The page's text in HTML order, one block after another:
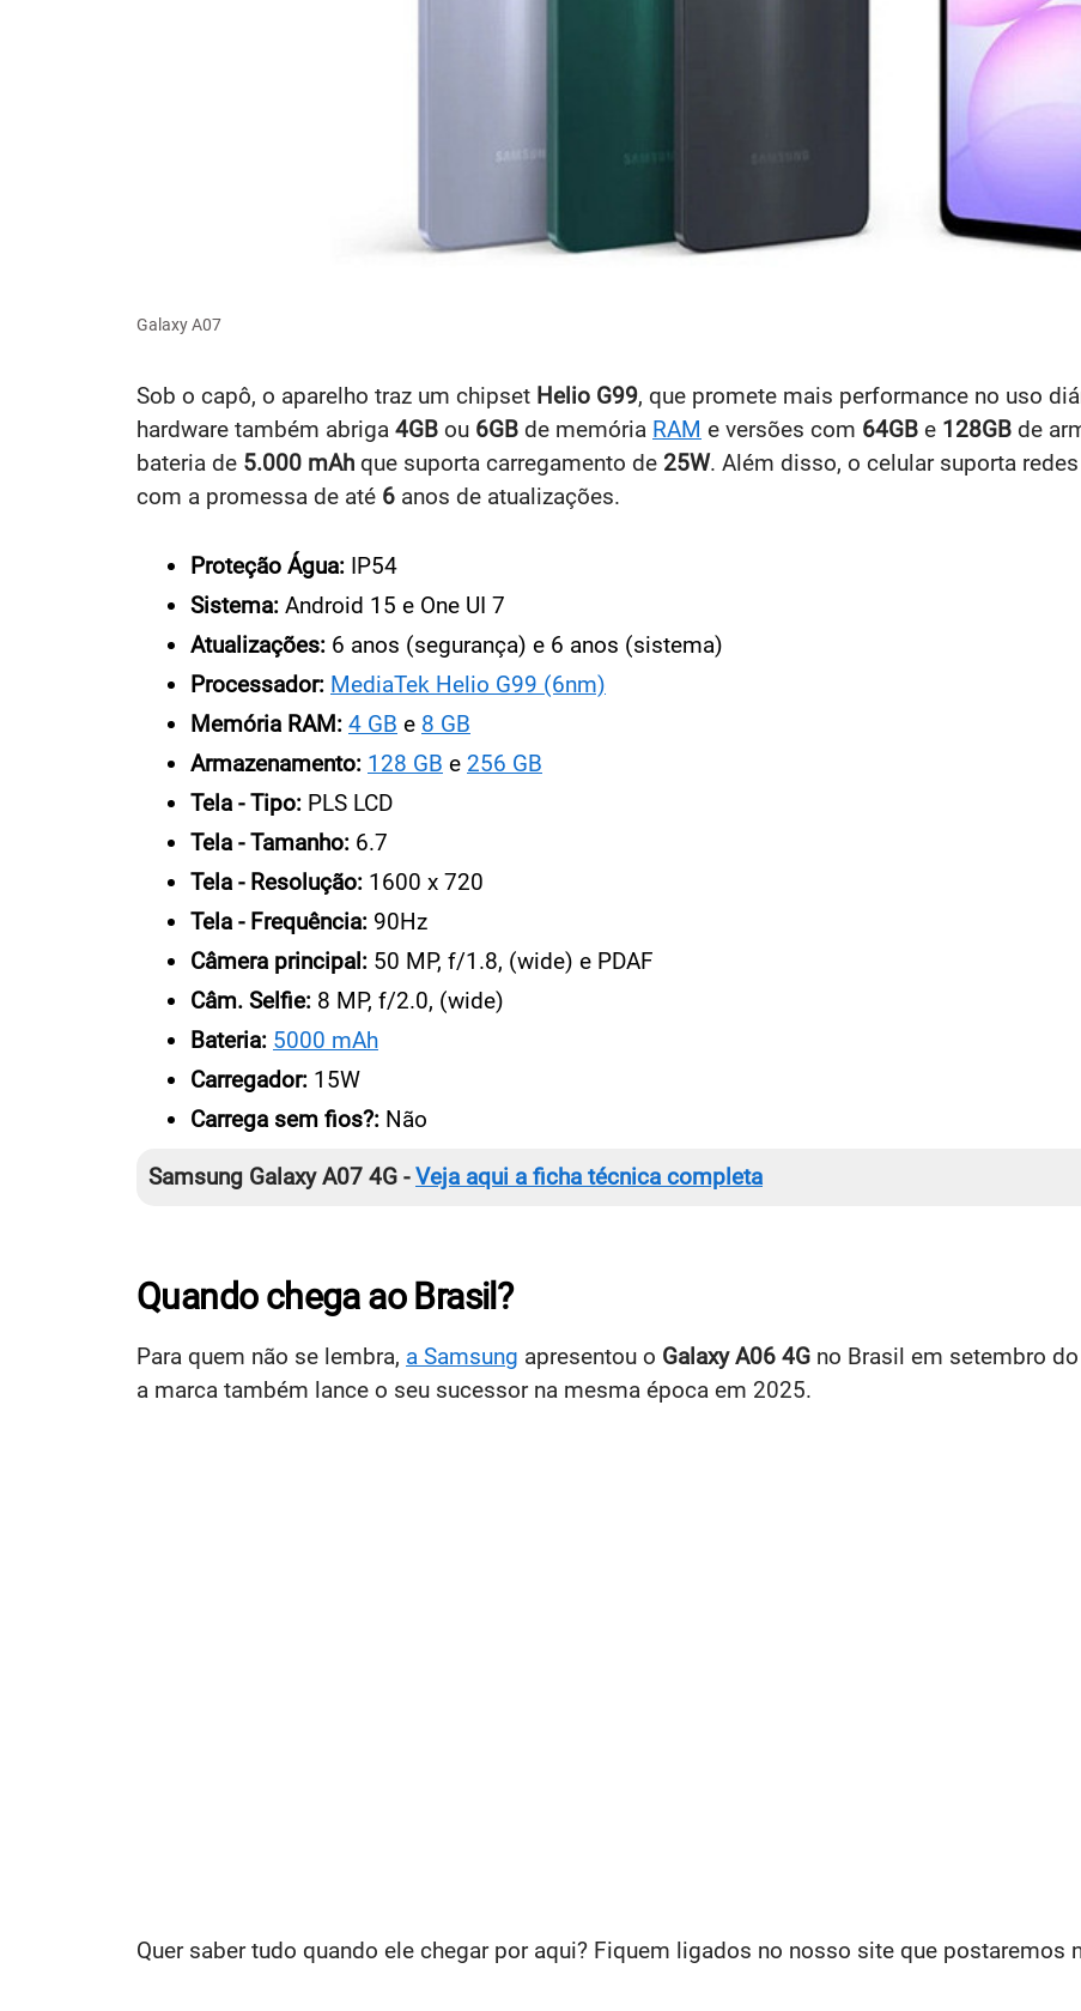
Galaxy A07
Sob o capô, o aparelho traz um chipset Helio G99, que promete mais performance no uso
hardware também abriga 4GB ou 6GB de memória RAM e versões com 64GB e 128GB de
bateria de 5.000 mAh que suporta carregamento de 25W. Além disso, o celular suporta redes
com a promessa de até 6 anos de atualizações.
Proteção Água: IP54
Sistema: Android 15 e One UI 7
Atualizações: 6 anos (segurança) e 6 anos (sistema)
Processador: MediaTek Helio G99 (6nm)
Memória RAM: 4 GB e 8 GB
Armazenamento: 128 GB e 256 GB
Tela - Tipo: PLS LCD
Tela - Tamanho: 6.7
Tela - Resolução: 1600 x 720
Tela - Frequência: 90Hz
Câmera principal: 50 MP, f/1.8, (wide) e PDAF
Câm. Selfie: 8 MP, f/2.0, (wide)
Bateria: 5000 mAh
Carregador: 15W
Carrega sem fios?: Não
Samsung Galaxy A07 4G -Veja aqui a ficha técnica completa
Quando chega ao Brasil?
Para quem não se lembra, a Samsung apresentou o Galaxy A06 4G no Brasil em setembro
a marca também lance o seu sucessor na mesma época em 2025.
Quer saber tudo quando ele chegar por aqui? Fiquem ligados no nosso site que postaremos